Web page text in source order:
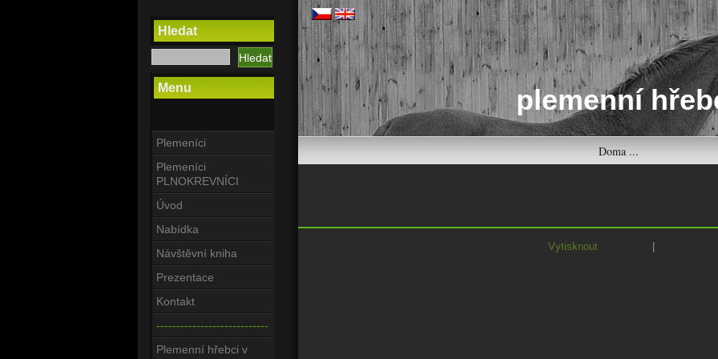
plemenní
Doma ...
Hledat
Menu
Plemeníci
Plemeníci
PLNOKREVNÍCI
Úvod
Nabídka
Návštěvní kniha
Prezentace
Kontakt
----------------------------
Plemenní hřebci v
Vytisknout